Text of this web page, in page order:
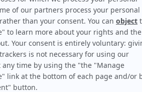
Merci d’avoir téléchargé
Pour le visualiser, cliquez